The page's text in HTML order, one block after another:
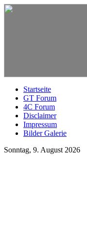
Startseite
GT Forum
4C Forum
Disclaimer
Impressum
Bilder Galerie
Sonntag, 9. August 2026